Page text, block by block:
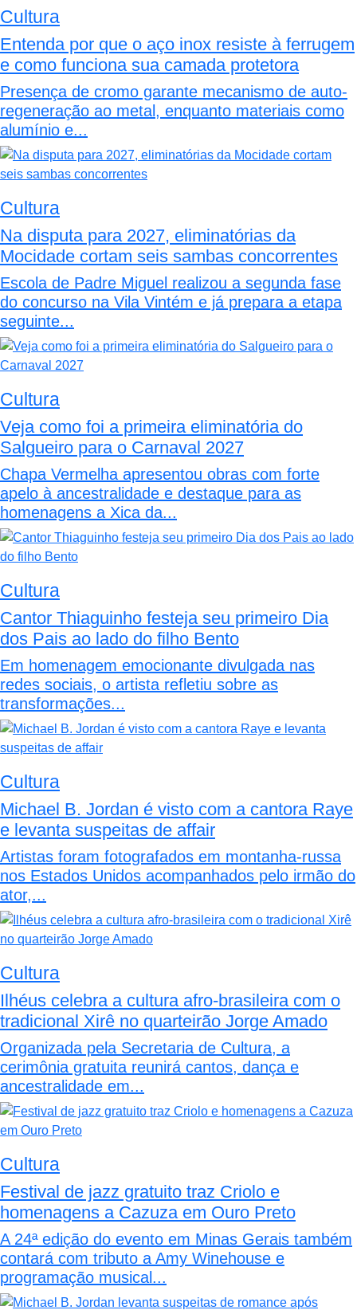
Cultura
Entenda por que o aço inox resiste à ferrugem
e como funciona sua camada protetora
Presença de cromo garante mecanismo de auto-
regeneração ao metal, enquanto materiais como
alumínio e...
Cultura
Na disputa para 2027, eliminatórias da
Mocidade cortam seis sambas concorrentes
Escola de Padre Miguel realizou a segunda fase
do concurso na Vila Vintém e já prepara a etapa
seguinte...
Cultura
Veja como foi a primeira eliminatória do
Salgueiro para o Carnaval 2027
Chapa Vermelha apresentou obras com forte
apelo à ancestralidade e destaque para as
homenagens a Xica da...
Cultura
Cantor Thiaguinho festeja seu primeiro Dia
dos Pais ao lado do filho Bento
Em homenagem emocionante divulgada nas
redes sociais, o artista refletiu sobre as
transformações...
Cultura
Michael B. Jordan é visto com a cantora Raye
e levanta suspeitas de affair
Artistas foram fotografados em montanha-russa
nos Estados Unidos acompanhados pelo irmão do
ator,...
Cultura
Ilhéus celebra a cultura afro-brasileira com o
tradicional Xirê no quarteirão Jorge Amado
Organizada pela Secretaria de Cultura, a
cerimônia gratuita reunirá cantos, dança e
ancestralidade em...
Cultura
Festival de jazz gratuito traz Criolo e
homenagens a Cazuza em Ouro Preto
A 24ª edição do evento em Minas Gerais também
contará com tributo a Amy Winehouse e
programação musical...